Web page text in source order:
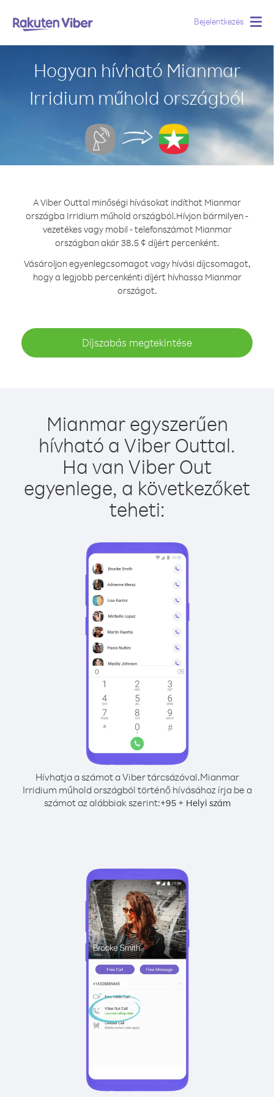
Bejelentkezés
Hogyan hívható Mianmar
Irridium műhold országból
A Viber Outtal minőségi hívásokat indíthat Mianmar
országba Irridium műhold országból.Hívjon bármilyen -
vezetékes vagy mobil - telefonszámot Mianmar
országban akár 38.5 ¢ díjért percenként.
Vásároljon egyenlegcsomagot vagy hívási díjcsomagot,
hogy a legjobb percenkénti díjért hívhassa Mianmar
országot.
Díjszabás megtekintése
Mianmar egyszerűen
hívható a Viber Outtal.
Ha van Viber Out
egyenlege, a következőket
teheti:
Hívhatja a számot a Viber tárcsázóval.Mianmar
Irridium műhold országból történő hívásához írja be a
számot az alábbiak szerint:+95+ Helyi szám